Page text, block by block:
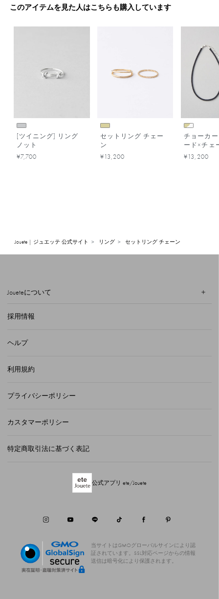
このアイテムを見た人はこちらも購入しています
[ツイニング] リング
ノット
¥7,700
セットリング チェー
ン
¥13,200
チョーカ
ード×チェ
¥13,200
Jouete | ジュエッテ 公式サイト リング セットリング チェーン
Joueteについて
採用情報
ヘルプ
利用規約
プライバシーポリシー
カスタマーポリシー
特定商取引法に基づく表記
公式アプリ ete/Jouete
当サイトはGMOグローバルサインにより認
証されています。
SSL対応ページからの情報
送信は暗号化により保護されます。